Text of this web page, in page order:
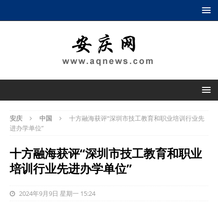
安庆 中国
十方融海获评“深圳市技工教育和职业培训行业先
进办学单位”
十方融海获评“深圳市技工教育和职业
培训行业先进办学单位”
2024年9月9日 星期一 15:24